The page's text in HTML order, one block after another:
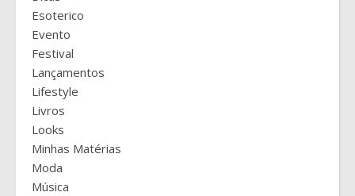
Esoterico
Evento
Festival
Lançamentos
Lifestyle
Livros
Looks
Minhas Matérias
Moda
Música